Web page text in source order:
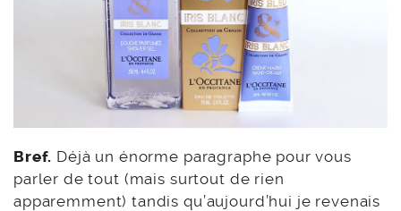
Bref. Déjà un énorme paragraphe pour vous
parler de tout (mais surtout de rien
apparemment) tandis qu’aujourd’hui je revenais